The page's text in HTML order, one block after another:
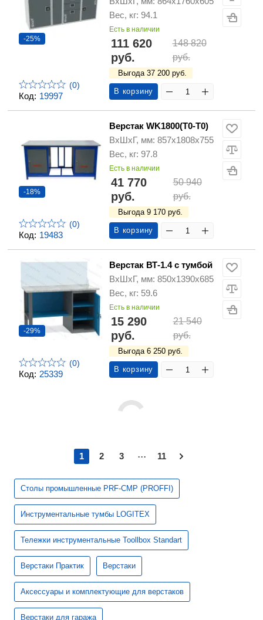
Код: 19997
-25%
(0)
Вес, кг: 94.1
Есть в наличии
111 620
руб.
148 820
руб.
Выгода 37 200 руб.
В корзину
Код: 19483
-18%
(0)
Верстак WK1800(Т0-Т0)
ВхШхГ, мм: 857х1808х755
Вес, кг: 97.8
Есть в наличии
41 770
руб.
50 940
руб.
Выгода 9 170 руб.
В корзину
Код: 25339
-29%
(0)
Верстак ВТ-1.4 с тумбой
ВхШхГ, мм: 850х1390х685
Вес, кг: 59.6
Есть в наличии
15 290
руб.
21 540
руб.
Выгода 6 250 руб.
В корзину
1 2 3 ... 11
Столы промышленные PRF-CMP (PROFFI)
Инструментальные тумбы LOGITEX
Тележки инструментальные Toollbox Standart
Верстаки Практик Верстаки
Аксессуары и комплектующие для верстаков
Верстаки для гаража